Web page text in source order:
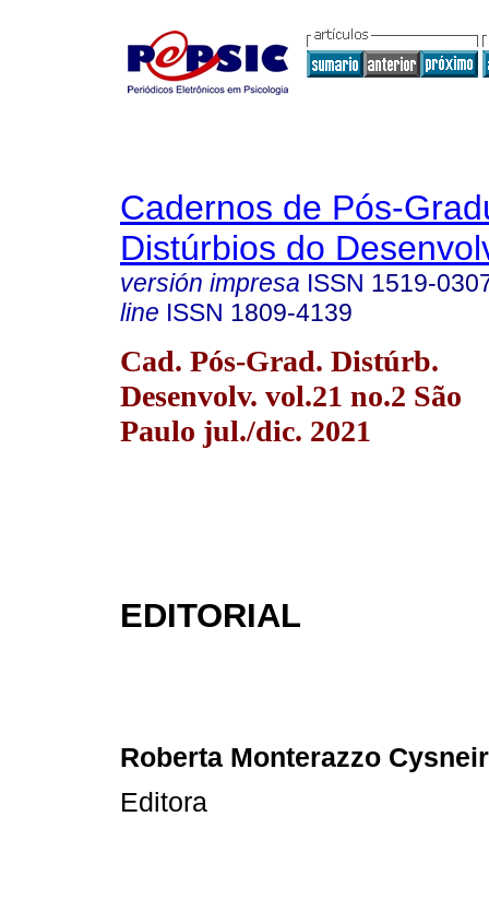
Cadernos de Pós-
Distúrbios do
versión impresa ISSN 1519-
line ISSN 1809-4139
Cad. Pós-Grad. Distúrb.
Desenvolv. vol.21 no.2 São
Paulo jul./dic. 2021
EDITORIAL
Roberta Monterazzo
Editora